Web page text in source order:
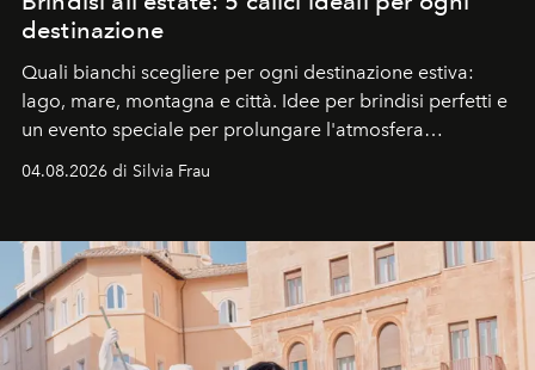
destinazione
Quali bianchi scegliere per ogni destinazione estiva:
lago, mare, montagna e città. Idee per brindisi perfetti e
un evento speciale per prolungare l'atmosfera
04.08.2026 di Silvia Frau